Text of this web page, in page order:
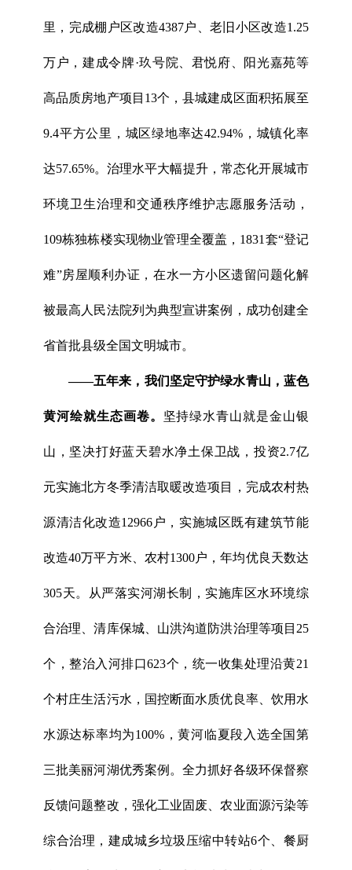
里，完成棚户区改造4387户、老旧小区改造1.25
万户，建成令牌·玖号院、君悦府、阳光嘉苑等
高品质房地产项目13个，县城建成区面积拓展至
9.4平方公里，城区绿地率达42.94%，城镇化率
达57.65%。治理水平大幅提升，常态化开展城市
环境卫生治理和交通秩序维护志愿服务活动，
109栋独栋楼实现物业管理全覆盖，1831套“登记
难”房屋顺利办证，在水一方小区遗留问题化解
被最高人民法院列为典型宣讲案例，成功创建全
省首批县级全国文明城市。
——五年来，我们坚定守护绿水青山， 蓝色
黄河绘就生态画卷。 坚持绿水青山就是金山银
山，坚决打好蓝天碧水净土保卫战，投资2.7亿
元实施北方冬季清洁取暖改造项目，完成农村热
源清洁化改造12966户，实施城区既有建筑节能
改造40万平方米、农村1300户，年均优良天数达
305天。从严落实河湖长制，实施库区水环境综
合治理、清库保城、山洪沟道防洪治理等项目25
个，整治入河排口623个，统一收集处理沿黄21
个村庄生活污水，国控断面水质优良率、饮用水
水源达标率均为100%，黄河临夏段入选全国第
三批美丽河湖优秀案例。全力抓好各级环保督察
反馈问题整改，强化工业固废、农业面源污染等
综合治理，建成城乡垃圾压缩中转站6个、餐厨